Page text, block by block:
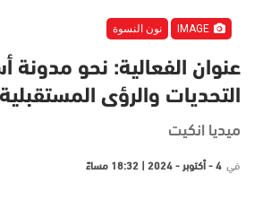
نون النسوة
عنوان الفعالية: نحو مدونة
التحديات والرؤى المستقبلية
ميديا انكيت
في 4 - أكتوبر - 2024 | 18:32 مساءً